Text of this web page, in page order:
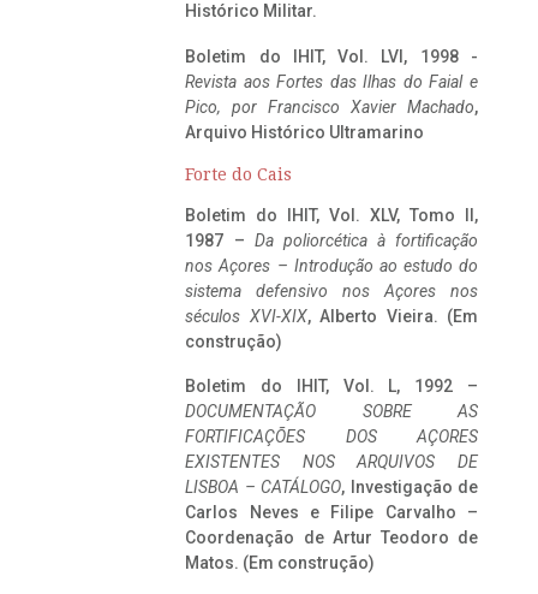
Histórico Militar.
Boletim do IHIT, Vol. LVI, 1998 -
Revista aos Fortes das Ilhas do Faial e
Pico, por Francisco Xavier Machado,
Arquivo Histórico Ultramarino
Forte do Cais
Boletim do IHIT, Vol. XLV, Tomo II,
1987 – Da poliorcética à fortificação
nos Açores – Introdução ao estudo do
sistema defensivo nos Açores nos
séculos XVI-XIX, Alberto Vieira. (Em
construção)
Boletim do IHIT, Vol. L, 1992 –
DOCUMENTAÇÃO SOBRE AS
FORTIFICAÇÕES DOS AÇORES
EXISTENTES NOS ARQUIVOS DE
LISBOA – CATÁLOGO, Investigação de
Carlos Neves e Filipe Carvalho –
Coordenação de Artur Teodoro de
Matos. (Em construção)